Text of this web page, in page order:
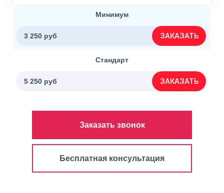
Минимум
3 250 руб ЗАКАЗАТЬ
Стандарт
5 250 руб ЗАКАЗАТЬ
Заказать звонок
Бесплатная консультация